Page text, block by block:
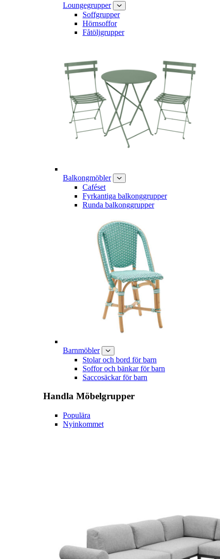
Loungegrupper
Soffgrupper
Hörnsoffor
Fåtöljgrupper
Balkongmöbler
Caféset
Fyrkantiga balkonggrupper
Runda balkonggrupper
Barnmöbler
Stolar och bord för barn
Soffor och bänkar för barn
Saccosäckar för barn
Handla Möbelgrupper
Populära
Nyinkommet